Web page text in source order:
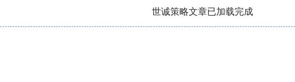
世诚策略文章已加载完成